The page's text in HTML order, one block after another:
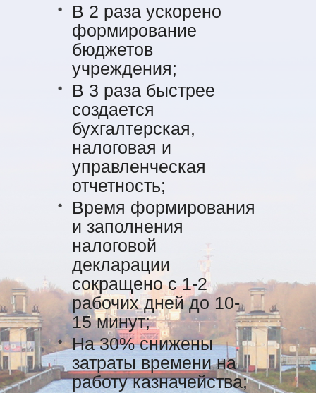
В 2 раза ускорено
формирование
бюджетов
учреждения;
В 3 раза быстрее
создается
бухгалтерская,
налоговая и
управленческая
отчетность;
Время формирования
и заполнения
налоговой
декларации
сокращено с 1-2
рабочих дней до 10-
15 минут;
На 30% снижены
затраты времени на
работу казначейства;